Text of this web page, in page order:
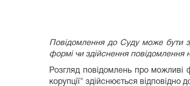
Повідомлення до Суду може бути
формі чи здійснення повідомлення
Розгляд повідомлень про можливі
корупції" здійснюється відповідно